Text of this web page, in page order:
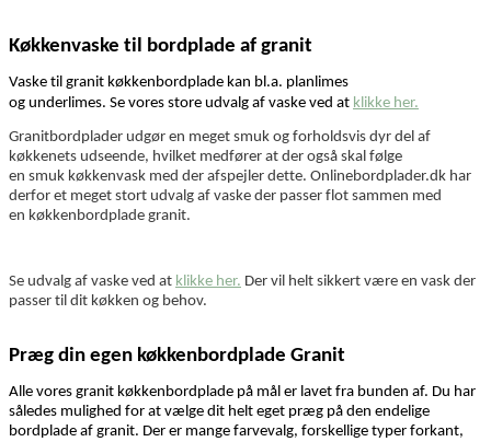
Køkkenvaske til bordplade af granit
Vaske til granit køkkenbordplade kan bl.a. planlimes
og underlimes. Se vores store udvalg af vaske ved at klikke her.
Granitbordplader udgør en meget smuk og forholdsvis dyr del af
køkkenets udseende, hvilket medfører at der også skal følge
en smuk køkkenvask med der afspejler dette. Onlinebordplader.dk har
derfor et meget stort udvalg af vaske der passer flot sammen med
en køkkenbordplade granit.
Se udvalg af vaske ved at klikke her. Der vil helt sikkert være en vask der
passer til dit køkken og behov.
Præg din egen køkkenbordplade Granit
Alle vores granit køkkenbordplade på mål er lavet fra bunden af. Du har
således mulighed for at vælge dit helt eget præg på den endelige
bordplade af granit. Der er mange farvevalg, forskellige typer forkant,